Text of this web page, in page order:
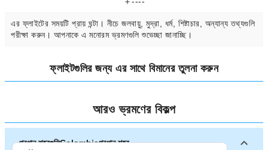
এর ফ্লাইটের সময়টি প্রায় ঘন্টা। নীচে জলবায়ু, মুদ্রা, ধর্ম, শিষ্টাচার, অন্যান্য তথ্যগুলি
পরীক্ষা করুন। আপনাকে এ মনোরম ভ্রমণগুলি শুভেচ্ছা জানাচ্ছি।
ফ্লাইটগুলির জন্য এর সাথে বিমানের তুলনা করুন
আরও ভ্রমণের বিকল্প
প্রধান শহরগুলিColombiaপ্রধান শহর